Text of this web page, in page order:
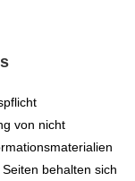
von nicht
behalten sich